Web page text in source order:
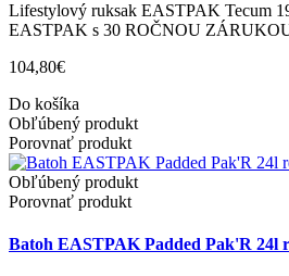
Lifestylový ruksak EASTPAK Tecum
EASTPAK s 30 ROČNOU
104,80€
Do košíka
Obľúbený produkt
Porovnať produkt
Obľúbený produkt
Porovnať produkt
Batoh EASTPAK Padded Pak'R 24l